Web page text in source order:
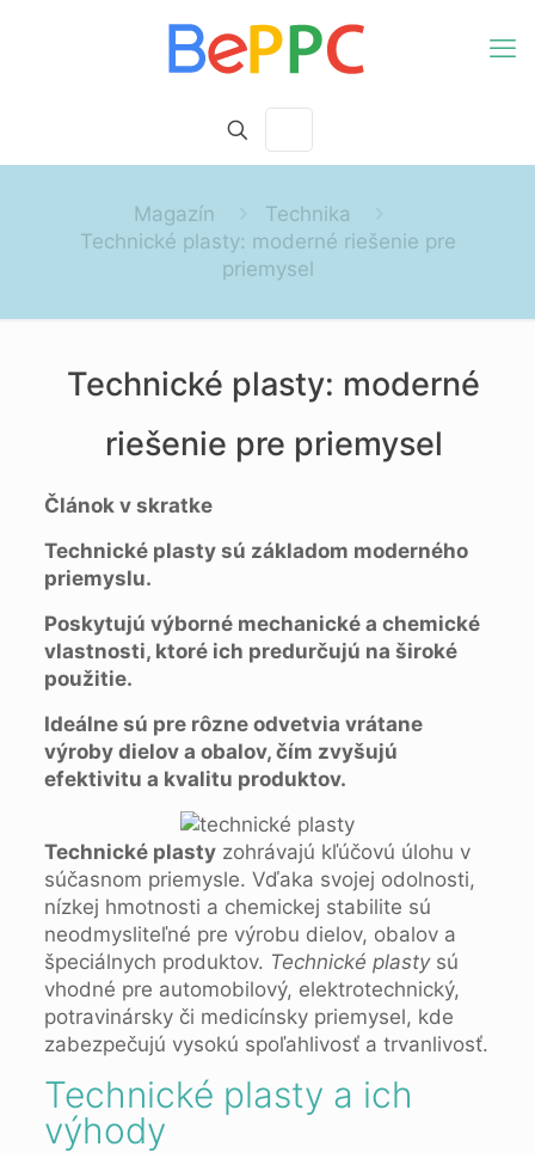
Magazín
Technika
Technické plasty: moderné riešenie pre
priemysel
Technické plasty: moderné
riešenie pre priemysel
Článok v skratke
Technické plasty sú základom moderného
priemyslu.
Poskytujú výborné mechanické a chemické
vlastnosti, ktoré ich predurčujú na široké
použitie.
Ideálne sú pre rôzne odvetvia vrátane
výroby dielov a obalov, čím zvyšujú
efektivitu a kvalitu produktov.
Technické plastyzohrávajú kľúčovú úlohu v
súčasnom priemysle. Vďaka svojej odolnosti,
nízkej hmotnosti a chemickej stabilite sú
neodmysliteľné pre výrobu dielov, obalov a
špeciálnych produktov. Technické plastysú
vhodné pre automobilový, elektrotechnický,
potravinársky či medicínsky priemysel, kde
zabezpečujú vysokú spoľahlivosť a trvanlivosť.
Technické plasty a ich
výhody